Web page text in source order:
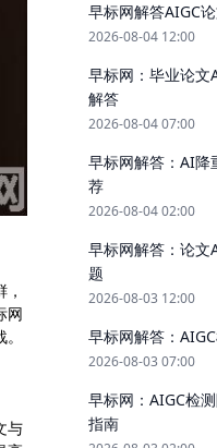
网
与
早标网解答AIGC
2026-08-04 12:00
早标网：毕业论文
解答
2026-08-04 07:00
早标网解答：AI降
荐
2026-08-04 02:00
早标网解答：论文
题
2026-08-03 12:00
早标网解答：
2026-08-03 07:00
早标网：AIGC检
指南